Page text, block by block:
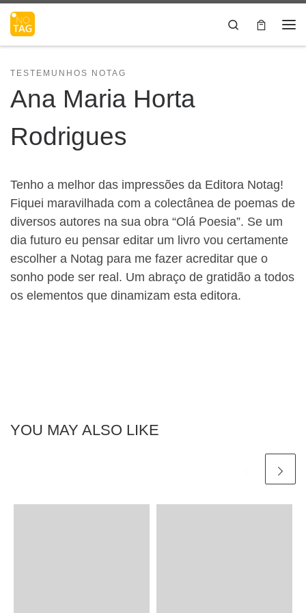
Skip to content
Search
TESTEMUNHOS NOTAG
Ana Maria Horta
Rodrigues
Tenho a melhor das impressões da Editora Notag!
Fiquei maravilhada com a colectânea de poemas de
diversos autores na sua obra “Olá Poesia”. Se um
dia futuro eu pensar editar um livro vou certamente
escolher a Notag para me fazer acreditar que o
sonho pode ser real. Um abraço de gratidão a todos
os elementos que dinamizam esta editora.
YOU MAY ALSO LIKE